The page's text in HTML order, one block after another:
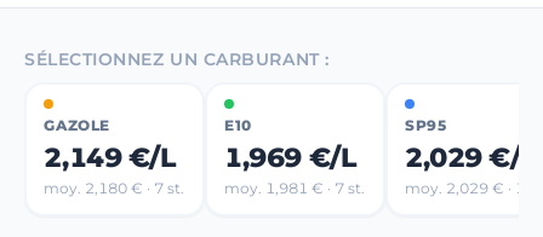
SÉLECTIONNEZ UN CARBURANT :
GAZOLE
2,149 €/L
moy. 2,180 € · 7 st.
E10
1,969 €/L
moy. 1,981 € · 7 st.
SP95
2,029 €/L
moy. 2,029 € · 1